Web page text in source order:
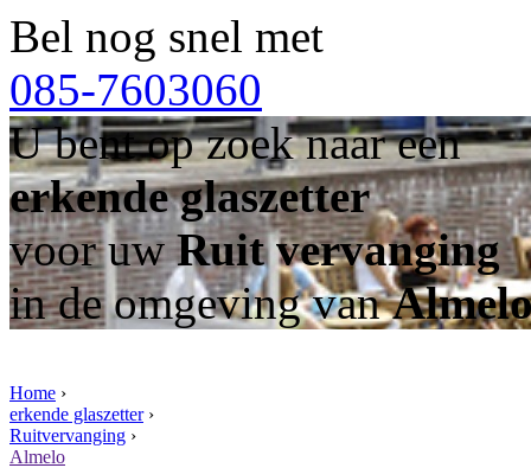
Bel nog snel met
085-7603060
U bent op zoek naar een
erkende glaszetter
voor uwRuit vervanging
in de omgeving van
Home ›
erkende glaszetter›
Ruitvervanging ›
Almelo